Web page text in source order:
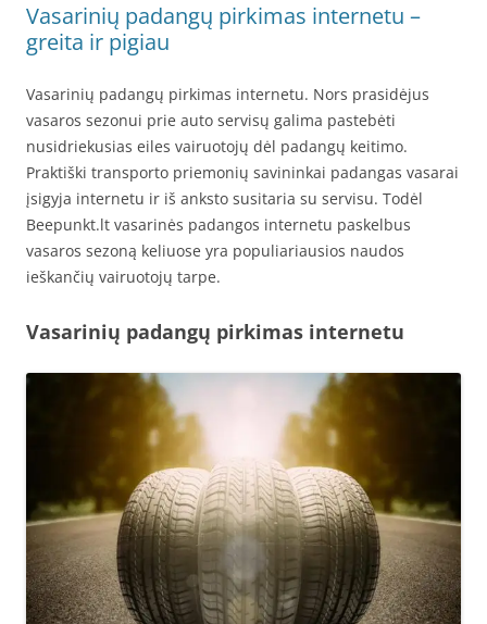
Vasarinių padangų pirkimas internetu –
greita ir pigiau
Vasarinių padangų pirkimas internetu. Nors prasidėjus
vasaros sezonui prie auto servisų galima pastebėti
nusidriekusias eiles vairuotojų dėl padangų keitimo.
Praktiški transporto priemonių savininkai padangas vasarai
įsigyja internetu ir iš anksto susitaria su servisu. Todėl
Beepunkt.lt vasarinės padangos internetu paskelbus
vasaros sezoną keliuose yra populiariausios naudos
ieškančių vairuotojų tarpe.
Vasarinių padangų pirkimas internetu